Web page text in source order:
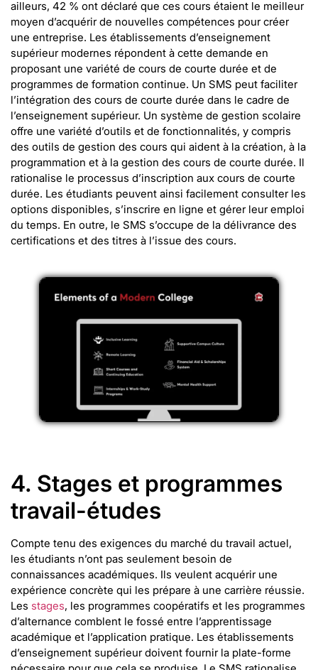
ailleurs, 42 % ont déclaré que ces cours étaient le meilleur
moyen d’acquérir de nouvelles compétences pour créer
une entreprise. Les établissements d’enseignement
supérieur modernes répondent à cette demande en
proposant une variété de cours de courte durée et de
programmes de formation continue. Un SMS peut faciliter
l’intégration des cours de courte durée dans le cadre de
l’enseignement supérieur. Un système de gestion scolaire
offre une variété d’outils et de fonctionnalités, y compris
des outils de gestion des cours qui aident à la création, à la
programmation et à la gestion des cours de courte durée. Il
rationalise le processus d’inscription aux cours de courte
durée. Les étudiants peuvent ainsi facilement consulter les
options disponibles, s’inscrire en ligne et gérer leur emploi
du temps. En outre, le SMS s’occupe de la délivrance des
certifications et des titres à l’issue des cours.
4. Stages et programmes
travail-études
Compte tenu des exigences du marché du travail actuel,
les étudiants n’ont pas seulement besoin de
connaissances académiques. Ils veulent acquérir une
expérience concrète qui les prépare à une carrière réussie.
Les stages, les programmes coopératifs et les programmes
d’alternance comblent le fossé entre l’apprentissage
académique et l’application pratique. Les établissements
d’enseignement supérieur doivent fournir la plate-forme